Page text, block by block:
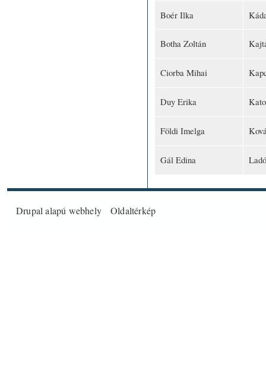
Boér Ilka
Botha Zoltán
Ciorba Mihai
Duy Erika
Földi Imelga
Gál Edina
Drupal alapú webhely Oldaltérkép